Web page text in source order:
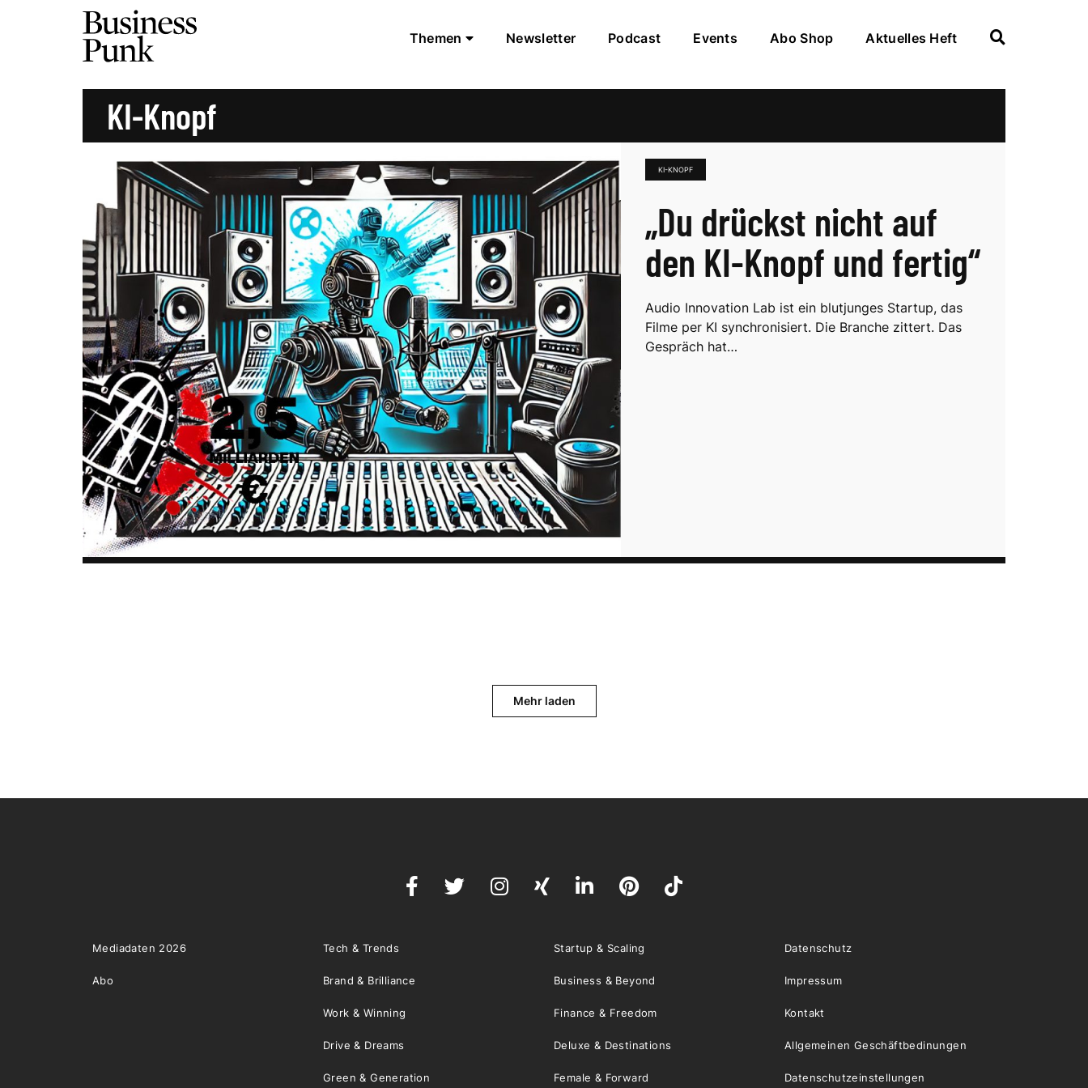
Themen Newsletter Podcast Events Abo Shop Aktuelles Heft
KI-Knopf
KI-KNOPF
„Du drückst nicht auf
den KI-Knopf und fertig“
Audio Innovation Lab ist ein blutjunges Startup, das
Filme per KI synchronisiert. Die Branche zittert. Das
Gespräch hat…
Mehr laden
Mediadaten 2026
Abo
Tech & Trends Startup & Scaling
Brand & Brilliance Business & Beyond
Work & Winning Finance & Freedom
Drive & Dreams Deluxe & Destinations
Green & Generation Female & Forward
Datenschutz
Impressum
Kontakt
Allgemeinen Geschäftbedinungen
Datenschutzeinstellungen